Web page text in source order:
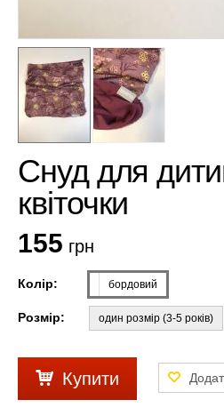
Cнуд для
квіточки
155 грн
Колір: бордовий
Розмір: один розмір (3-5 років)
Купити